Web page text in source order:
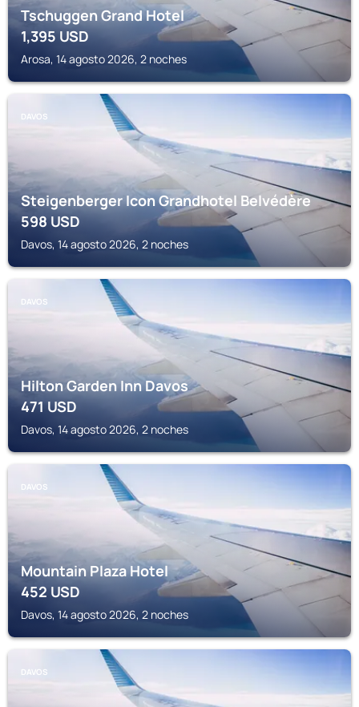
Tschuggen Grand Hotel
1,395 USD
Arosa, 14 agosto 2026, 2 noches
DAVOS
Steigenberger Icon Grandhotel Belvédère
598USD
Davos, 14 agosto 2026, 2 noches
DAVOS
Hilton Garden Inn Davos
471USD
Davos, 14 agosto 2026, 2 noches
DAVOS
Mountain Plaza Hotel
452USD
Davos, 14 agosto 2026, 2 noches
DAVOS